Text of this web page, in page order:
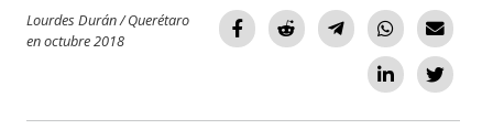
Lourdes Durán / Querétaro
en octubre 2018